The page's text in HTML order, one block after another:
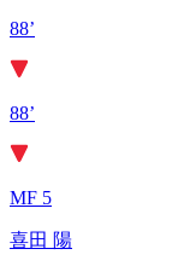
88’
88’
MF 5
喜田 陽